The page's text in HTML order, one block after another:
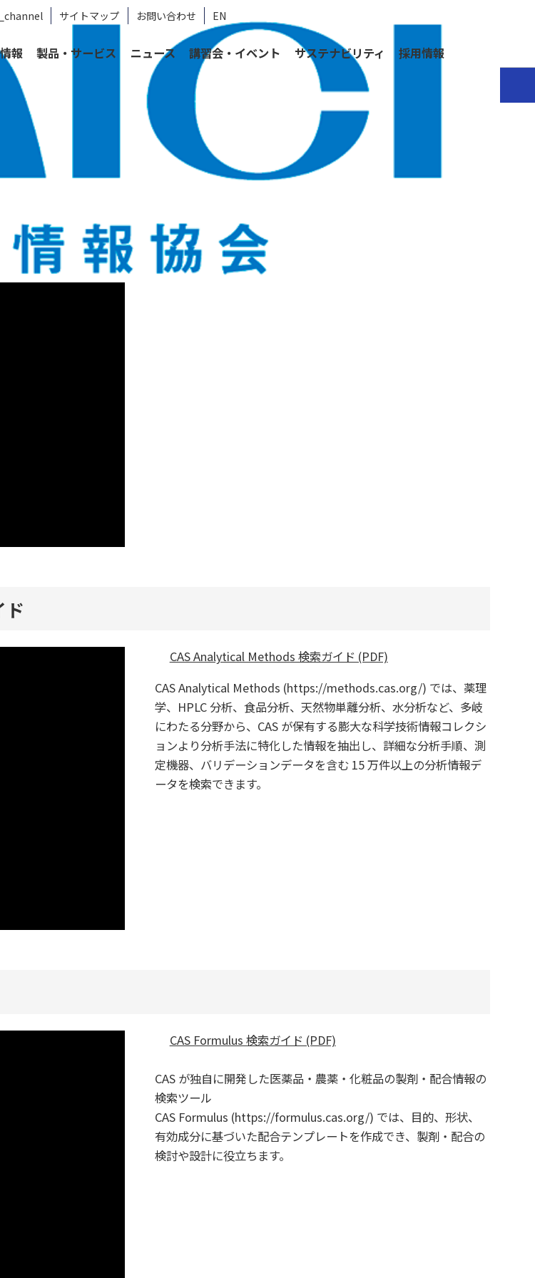
報 製品・サービス ニュース 講習会・イベント サステナビリティ 採用情報
サイトマップ お問い合わせ EN
ユーザーマニュアル 規制、分析手法、配合情報検索⚖️
検索ガイド
CAS Chemical Compliance Index 検索ガイド (PDF)
CAS Analytical Methods 検索ガイド (PDF)
CAS Analytical Methods (https://methods.cas.org/) では、薬理
学、HPLC 分析、食品分析、天然物単離分析、水分析など、多岐
にわたる分野から、CAS が保有する膨大な科学技術情報コレクシ
ョンより分析手法に特化した情報を抽出し、詳細な分析手順、測
定機器、バリデーションデータを含む 15 万件以上の分析情報デ
ータを検索できます。
CAS Formulus 検索ガイド (PDF)
CAS が独自に開発した医薬品・農薬・化粧品の製剤・配合情報の
検索ツール
CAS Formulus (https://formulus.cas.org/) では、目的、形状、
有効成分に基づいた配合テンプレートを作成でき、製剤・配合の
検討や設計に役立ちます。